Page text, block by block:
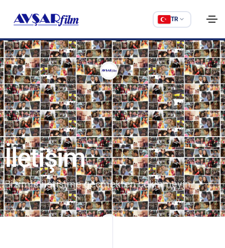
TR
İletişim
Bizimle iletişime geçmekten çekinmeyin.